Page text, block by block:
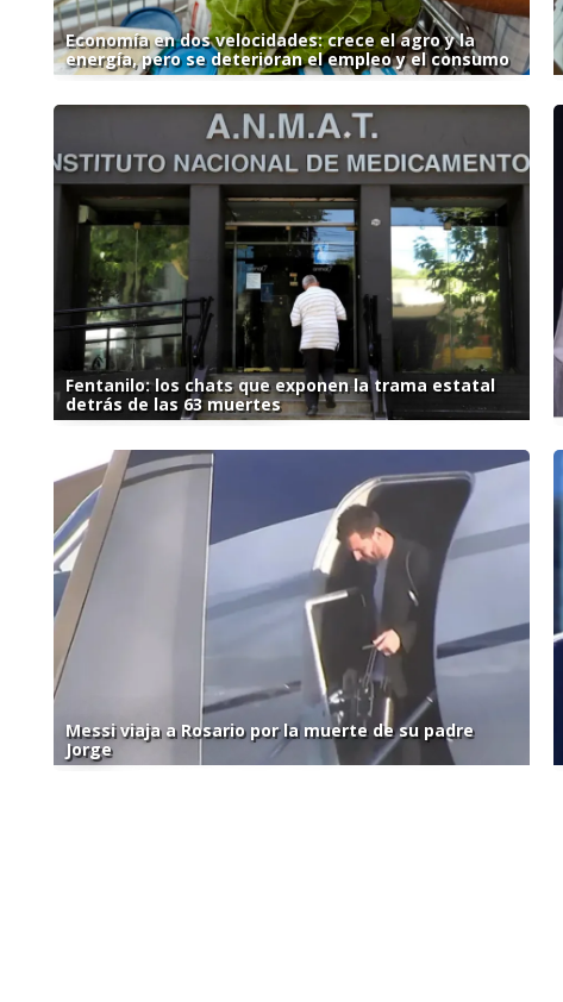
Economía en dos velocidades: crece el agro y la
energía, pero se deterioran el empleo y el consumo
Fentanilo: los chats que exponen la trama estatal
detrás de las 63 muertes
Messi viaja a Rosario por la muerte de su padre
Jorge